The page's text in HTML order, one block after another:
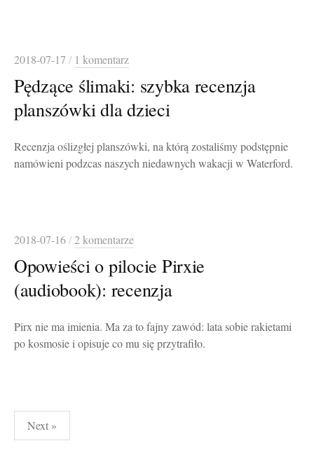
2018-07-17 / 1 komentarz
Pędzące ślimaki: szybka recenzja
planszówki dla dzieci
Recenzja oślizgłej planszówki, na którą zostaliśmy podstępnie
namówieni podzcas naszych niedawnych wakacji w Waterford.
2018-07-16/2 komentarze
Opowieści o pilocie Pirxie
(audiobook): recenzja
Pirx nie ma imienia. Ma za to fajny zawód: lata sobie rakietami
po kosmosie i opisuje co mu się przytrafiło.
Stronicowanie
wpisów
Next »